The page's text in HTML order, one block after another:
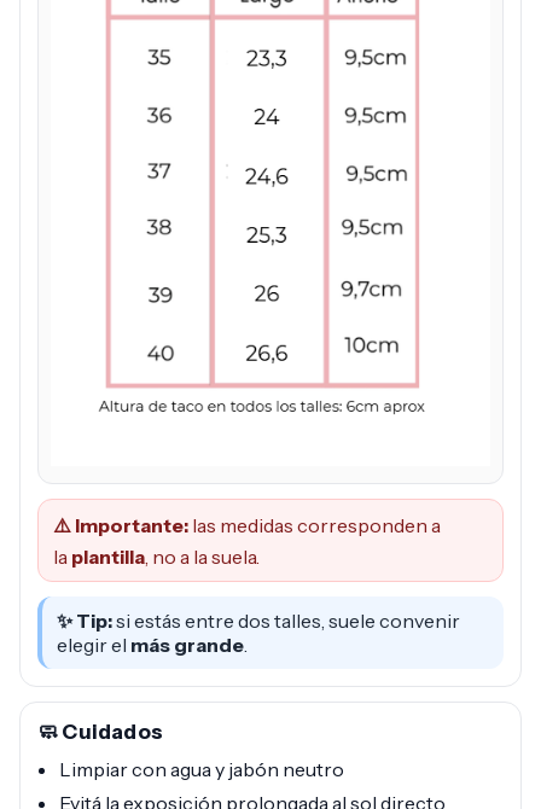
⚠️ Importante: las medidas corresponden a
la plantilla, no a la suela.
✨ Tip:si estás entre dos talles, suele convenir
elegir el más grande.
🧼 Cuidados
Limpiar con agua y jabón neutro
Evitá la exposición prolongada al sol directo